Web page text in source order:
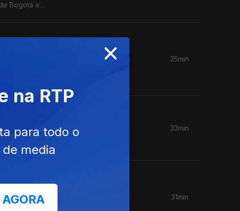
Bogotá a
com Diogo
25min
Céu e
33min
mais fundos
31min
×
na RTP
para todo o
media